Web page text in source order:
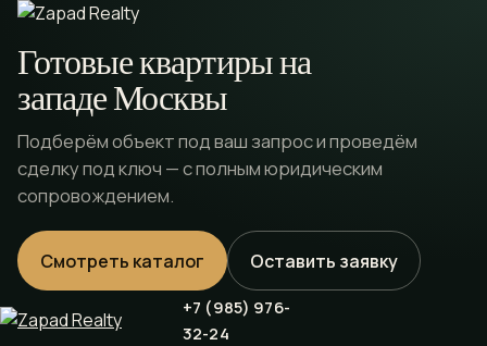
+7 (985) 976-
32-24
Готовые квартиры на
западе Москвы
Подберём объект под ваш запрос и проведём
сделку под ключ — с полным юридическим
сопровождением.
Смотреть каталог Оставить заявку